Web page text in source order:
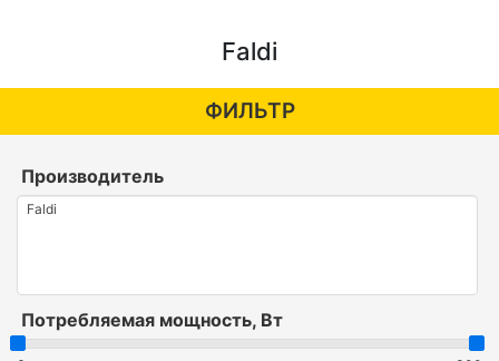
Faldi
ФИЛЬТР
Производитель
Потребляемая мощность, Вт